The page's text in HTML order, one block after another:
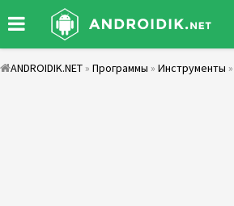
ANDROIDIK.NET » Программы » Инструменты